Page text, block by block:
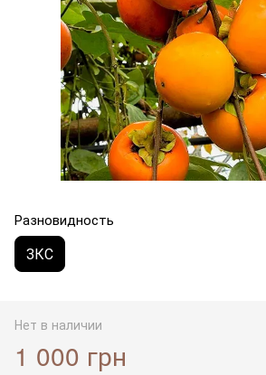
Разновидность
ЗКС
Нет в наличии
1 000 грн